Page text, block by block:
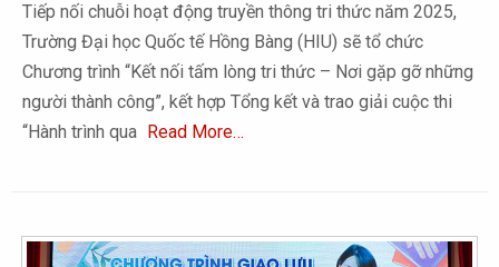
Tiếp nối chuỗi hoạt động truyền thông tri thức năm 2025,
Trường Đại học Quốc tế Hồng Bàng (HIU) sẽ tổ chức
Chương trình “Kết nối tấm lòng tri thức – Nơi gặp gỡ những
người thành công”, kết hợp Tổng kết và trao giải cuộc thi
“Hành trình qua Read More…